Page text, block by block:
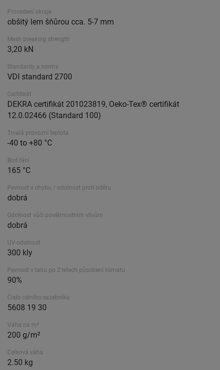
Provedení okraje
obšitý lem šňůrou cca. 5-7 mm
Mesh breaking strength
3,20 kN
Standardy a normy
VDI standard 2700
Certifikát
DEKRA certifikát 201023819, Oeko-Tex® certifikát
12.0.02466 (Standard 100)
Trvalá provozní teplota
-40 to +80 °C
Bod tání
165 °C
Pevnost v ohybu / odolnost proti oděru
dobrá
Odolnost vůči povětrnostním vlivům
dobrá
UV-odolnost
300 kly
Pevnost v tahu po 2 letech působení klimatu
90%
Číslo celního sazebníku
5608 19 30
Váha na m²
200 g/m²
Celková váha
2.50 kg